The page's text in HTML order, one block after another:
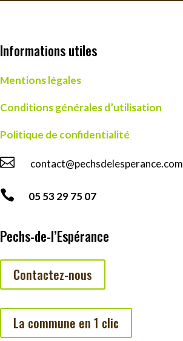
Informations utiles
Mentions légales
Conditions générales d’utilisation
Politique de confidentialité
 contact@pechsdelesperance.com
 05 53 29 75 07
Pechs-de-l’Espérance
Contactez-nous
La commune en 1 clic